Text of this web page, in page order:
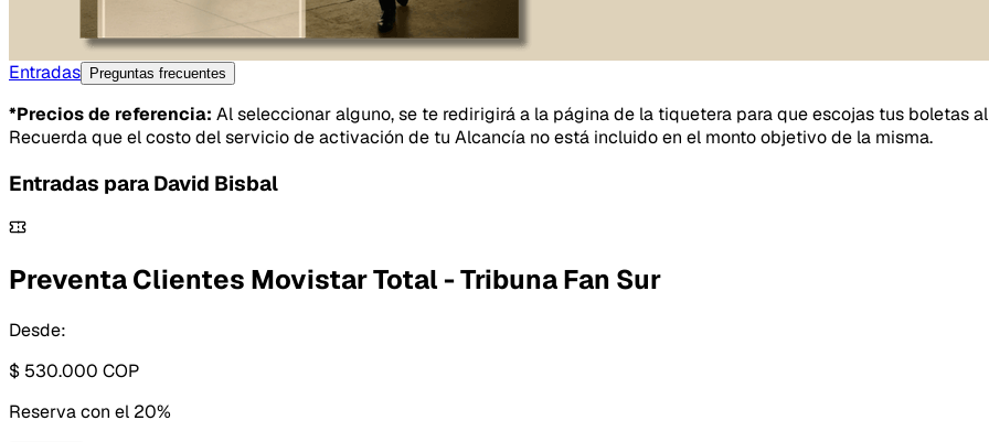
Entradas Preguntas frecuentes
*Precios de referencia: Al seleccionar alguno, se te redirigirá a la página de la tiquetera para que escojas tus boletas
Recuerda que el costo del servicio de activación de tu Alcancía no está incluido en el monto objetivo de la misma.
Entradas para David Bisbal
Preventa Clientes Movistar Total - Tribuna Fan Sur
Desde:
$ 530.000 COP
Reserva con el 20%